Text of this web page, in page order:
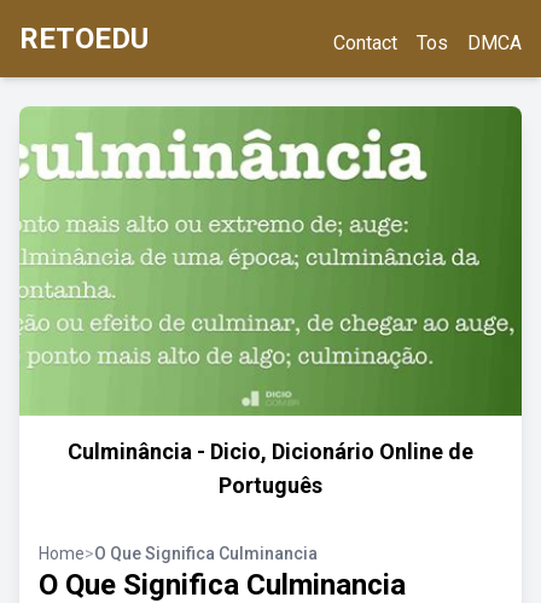
RETOEDU Contact Tos DMCA
Culminância - Dicio, Dicionário Online de
Português
Home>O Que Significa Culminancia
O Que Significa Culminancia